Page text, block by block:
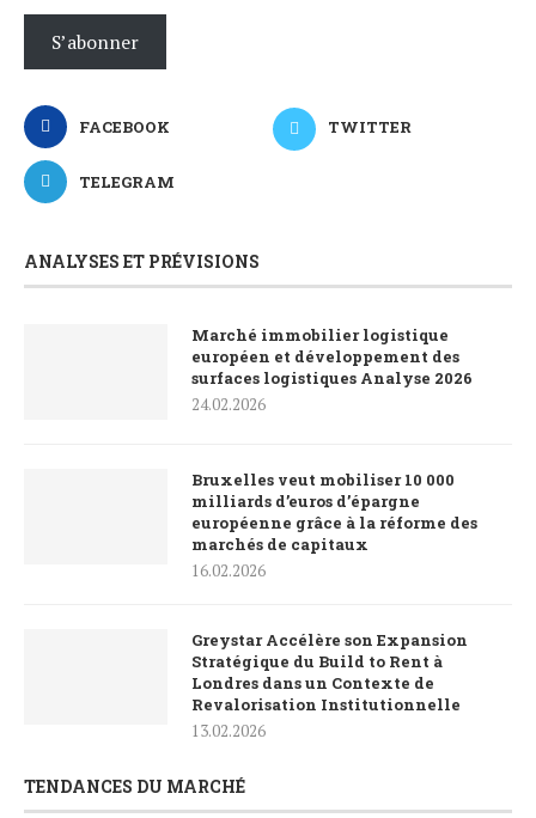
S’abonner
FACEBOOK TWITTER
TELEGRAM
ANALYSES ET PRÉVISIONS
Marché immobilier logistique
européen et développement des
surfaces logistiques Analyse 2026
24.02.2026
Bruxelles veut mobiliser 10 000
milliards d’euros d’épargne
européenne grâce à la réforme des
marchés de capitaux
16.02.2026
Greystar Accélère son Expansion
Stratégique du Build to Rent à
Londres dans un Contexte de
Revalorisation Institutionnelle
13.02.2026
TENDANCES DU MARCHÉ